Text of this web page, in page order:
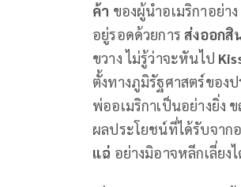
ค้า ของผู้นำอเมริกาอย่าง
อยู่รอดด้วยการส่งออกสิ
ขวาง ไม่รู้ว่าจะหันไป
ตั้งทางภูมิรัฐศาสตร์ของ
พ่ออเมริกาเป็นอย่างยิ่ง
ผลประโยชน์ที่ได้รับจาก
แฉ่ อย่างมิอาจหลีกเลี่ยงไ